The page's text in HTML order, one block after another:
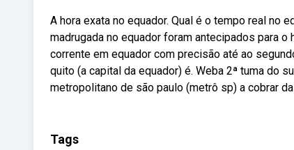
A hora exata no equador. Qual é o tempo real no
madrugada no equador foram antecipados para
corrente em equador com precisão até ao
quito (a capital da equador) é. Weba 2ª tuma do
metropolitano de são paulo (metrô sp) a cobrar
Tags